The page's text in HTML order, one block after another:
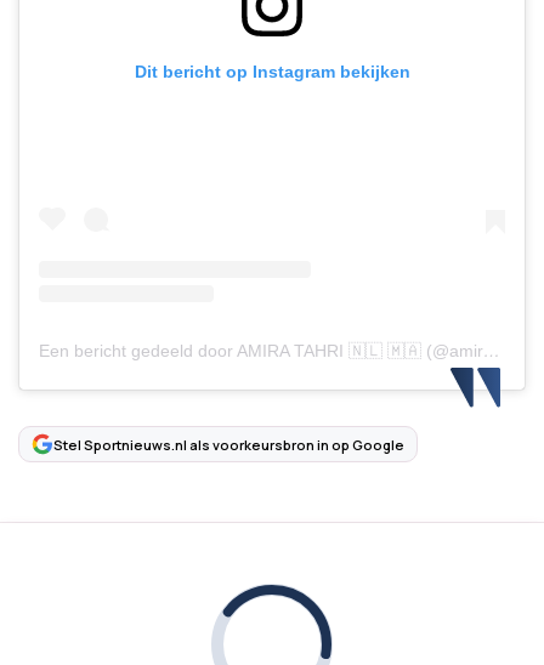
Dit bericht op Instagram bekijken
Een bericht gedeeld door AMIRA TAHRI 🇳🇱 🇲🇦 (@amiratahriofficial)
Stel Sportnieuws.nl als voorkeursbron in op Google